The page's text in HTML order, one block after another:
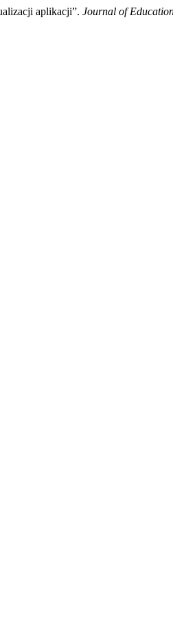
aplikacji”. Journal of